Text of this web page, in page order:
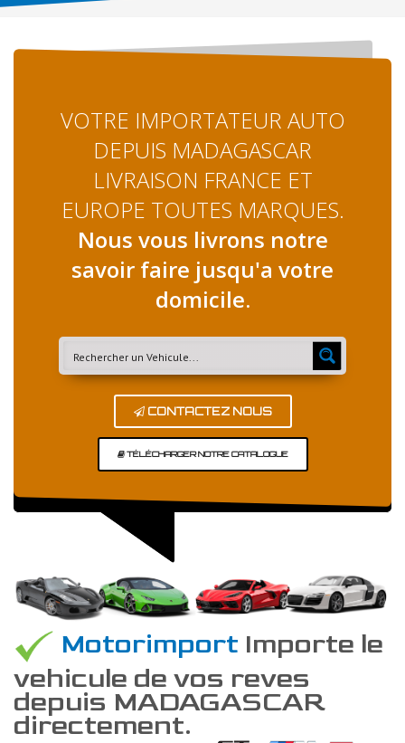
VOTRE IMPORTATEUR AUTO
DEPUIS MADAGASCAR
LIVRAISON FRANCE ET
EUROPE TOUTES MARQUES.
Nous vous livrons notre
savoir faire jusqu'a votre
domicile.
CONTACTEZ NOUS
TÉLÉCHARGER NOTRE CATALOGUE
Motorimport Importe le
vehicule de vos reves
depuis MADAGASCAR
directement.